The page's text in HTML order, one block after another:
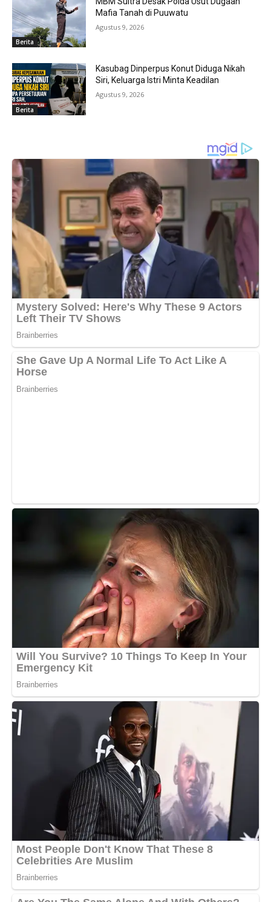
Berita
Mafia Tanah di Puuwatu
Agustus 9, 2026
Berita
Kasubag Dinperpus Konut Diduga Nikah
Siri, Keluarga Istri Minta Keadilan
Agustus 9, 2026